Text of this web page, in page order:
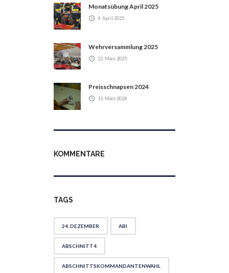
Monatsübung April 2025
4. April 2025
Wehrversammlung 2025
22. März 2025
Preisschnapsen 2024
11. März 2024
KOMMENTARE
TAGS
24. DEZEMBER ABI
ABSCHNITT4
ABSCHNITTSKOMMANDANTENWAHL